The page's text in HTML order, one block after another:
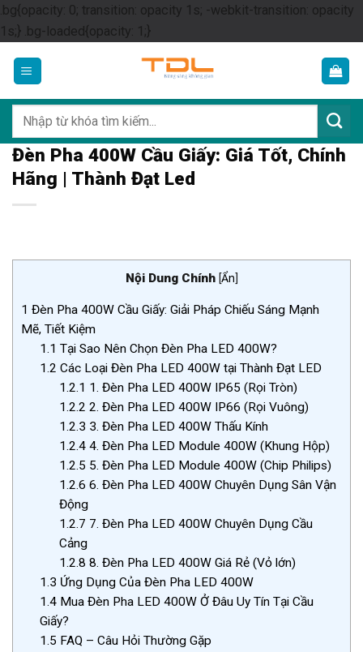
.bg{opacity: 0; transition: opacity 1s; -webkit-transition: opacity
1s;} .bg-loaded{opacity: 1;}Skip
content
kiếm:
Đèn Pha 400W Cầu Giấy: Giá Tốt, Chính
Hãng | Thành Đạt Led
Nội Dung Chính [Ẩn]
1 Đèn Pha 400W Cầu Giấy: Giải Pháp Chiếu Sáng Mạnh
Mẽ, Tiết Kiệm
1.1 Tại Sao Nên Chọn Đèn Pha LED 400W?
1.2 Các Loại Đèn Pha LED 400W tại Thành Đạt LED
1.2.1 1. Đèn Pha LED 400W IP65 (Rọi Tròn)
1.2.2 2. Đèn Pha LED 400W IP66 (Rọi Vuông)
1.2.3 3. Đèn Pha LED 400W Thấu Kính
1.2.44. Đèn Pha LED Module 400W (Khung Hộp)
1.2.5 5. Đèn Pha LED Module 400W (Chip Philips)
1.2.6 6. Đèn Pha LED 400W Chuyên Dụng Sân Vận
Động
1.2.7 7. Đèn Pha LED 400W Chuyên Dụng Cầu
Cảng
1.2.8 8. Đèn Pha LED 400W Giá Rẻ (Vỏ lớn)
1.3 Ứng Dụng Của Đèn Pha LED 400W
1.4 Mua Đèn Pha LED 400W Ở Đâu Uy Tín Tại Cầu
Giấy?
1.5 FAQ – Câu Hỏi Thường Gặp